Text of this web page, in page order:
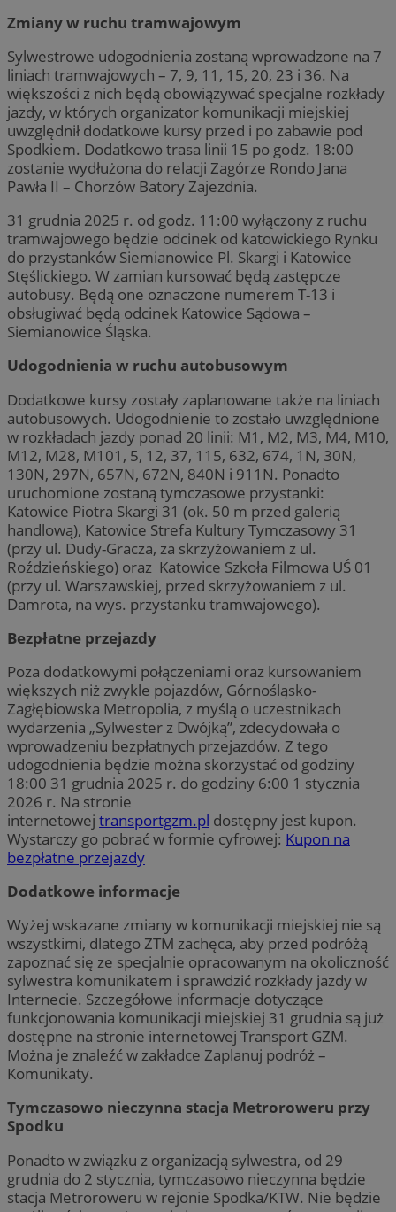
Zmiany w ruchu tramwajowym
Sylwestrowe udogodnienia zostaną wprowadzone na 7
liniach tramwajowych – 7, 9, 11, 15, 20, 23 i 36. Na
większości z nich będą obowiązywać specjalne rozkłady
jazdy, w których organizator komunikacji miejskiej
uwzględnił dodatkowe kursy przed i po zabawie pod
Spodkiem. Dodatkowo trasa linii 15 po godz. 18:00
zostanie wydłużona do relacji Zagórze Rondo Jana
Pawła II – Chorzów Batory Zajezdnia.
31 grudnia 2025 r. od godz. 11:00 wyłączony z ruchu
tramwajowego będzie odcinek od katowickiego Rynku
do przystanków Siemianowice Pl. Skargi i Katowice
Stęślickiego. W zamian kursować będą zastępcze
autobusy. Będą one oznaczone numerem T-13 i
obsługiwać będą odcinek Katowice Sądowa –
Siemianowice Śląska.
Udogodnienia w ruchu autobusowym
Dodatkowe kursy zostały zaplanowane także na liniach
autobusowych. Udogodnienie to zostało uwzględnione
w rozkładach jazdy ponad 20 linii: M1, M2, M3, M4, M10,
M12, M28, M101, 5, 12, 37, 115, 632, 674, 1N, 30N,
130N, 297N, 657N, 672N, 840N i 911N. Ponadto
uruchomione zostaną tymczasowe przystanki:
Katowice Piotra Skargi 31 (ok. 50 m przed galerią
handlową), Katowice Strefa Kultury Tymczasowy 31
(przy ul. Dudy-Gracza, za skrzyżowaniem z ul.
Roździeńskiego) oraz Katowice Szkoła Filmowa UŚ 01
(przy ul. Warszawskiej, przed skrzyżowaniem z ul.
Damrota, na wys. przystanku tramwajowego).
Bezpłatne przejazdy
Poza dodatkowymi połączeniami oraz kursowaniem
większych niż zwykle pojazdów, Górnośląsko-
Zagłębiowska Metropolia, z myślą o uczestnikach
wydarzenia „Sylwester z Dwójką”, zdecydowała o
wprowadzeniu bezpłatnych przejazdów. Z tego
udogodnienia będzie można skorzystać od godziny
18:00 31 grudnia 2025 r. do godziny 6:00 1 stycznia
2026 r. Na stronie
internetowej transportgzm.pl dostępny jest kupon.
Wystarczy go pobrać w formie cyfrowej: Kupon na
bezpłatne przejazdy
Dodatkowe informacje
Wyżej wskazane zmiany w komunikacji miejskiej nie są
wszystkimi, dlatego ZTM zachęca, aby przed podróżą
zapoznać się ze specjalnie opracowanym na okoliczność
sylwestra komunikatem i sprawdzić rozkłady jazdy w
Internecie. Szczegółowe informacje dotyczące
funkcjonowania komunikacji miejskiej 31 grudnia są już
dostępne na stronie internetowej Transport GZM.
Można je znaleźć w zakładce Zaplanuj podróż –
Komunikaty.
Tymczasowo nieczynna stacja Metroroweru przy
Spodku
Ponadto w związku z organizacją sylwestra, od 29
grudnia do 2 stycznia, tymczasowo nieczynna będzie
stacja Metroroweru w rejonie Spodka/KTW. Nie będzie